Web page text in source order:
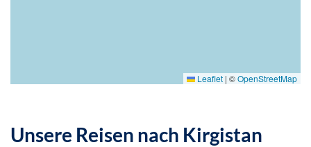
Leaflet | ©OpenStreetMap
Unsere Reisen nach Kirgistan